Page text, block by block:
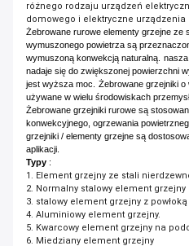
różnego rodzaju urządzeń
domowego i elektryczne urządzenia
Żebrowane rurowe elementy grzejne ze
wymuszonego powietrza są
wymuszoną konwekcją naturalną.
nadaje się do zwiększonej powierzchni
jest wyższa moc. Żebrowane grzejniki o
używane w wielu środowiskach
Żebrowane grzejniki rurowe są
konwekcyjnego, ogrzewania
grzejniki / elementy grzejne są
aplikacji.
Typy :
1. Element grzejny ze stali
2. Normalny stalowy element grzejny
3. stalowy element grzejny z
4. Aluminiowy element grzejny.
5. Kwarcowy element grzejny na
6. Miedziany element grzejny